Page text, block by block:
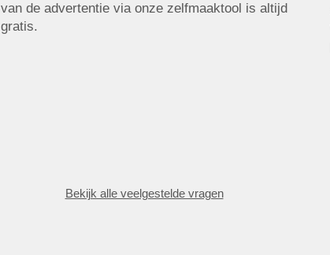
van de advertentie via onze zelfmaaktool is altijd
gratis.
Bekijk alle veelgestelde vragen